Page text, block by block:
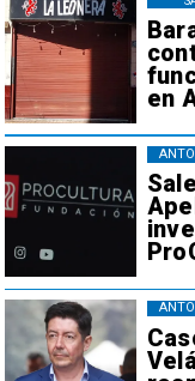
en